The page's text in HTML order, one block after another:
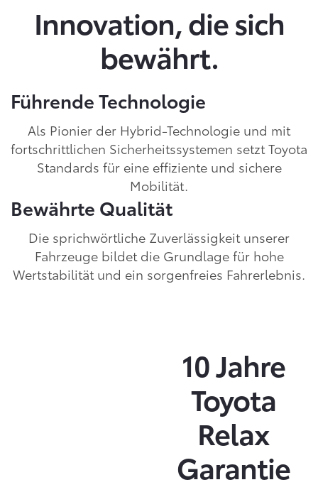
Innovation, die sich
bewährt.
Führende Technologie
Als Pionier der Hybrid-Technologie und mit
fortschrittlichen Sicherheitssystemen setzt Toyota
Standards für eine effiziente und sichere
Mobilität.
Bewährte Qualität
Die sprichwörtliche Zuverlässigkeit unserer
Fahrzeuge bildet die Grundlage für hohe
Wertstabilität und ein sorgenfreies Fahrerlebnis.
10 Jahre
Toyota
Relax
Garantie